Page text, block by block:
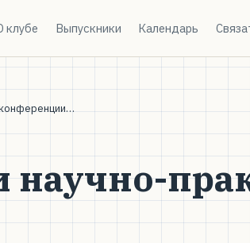
клубе Выпускники Календарь
научно-